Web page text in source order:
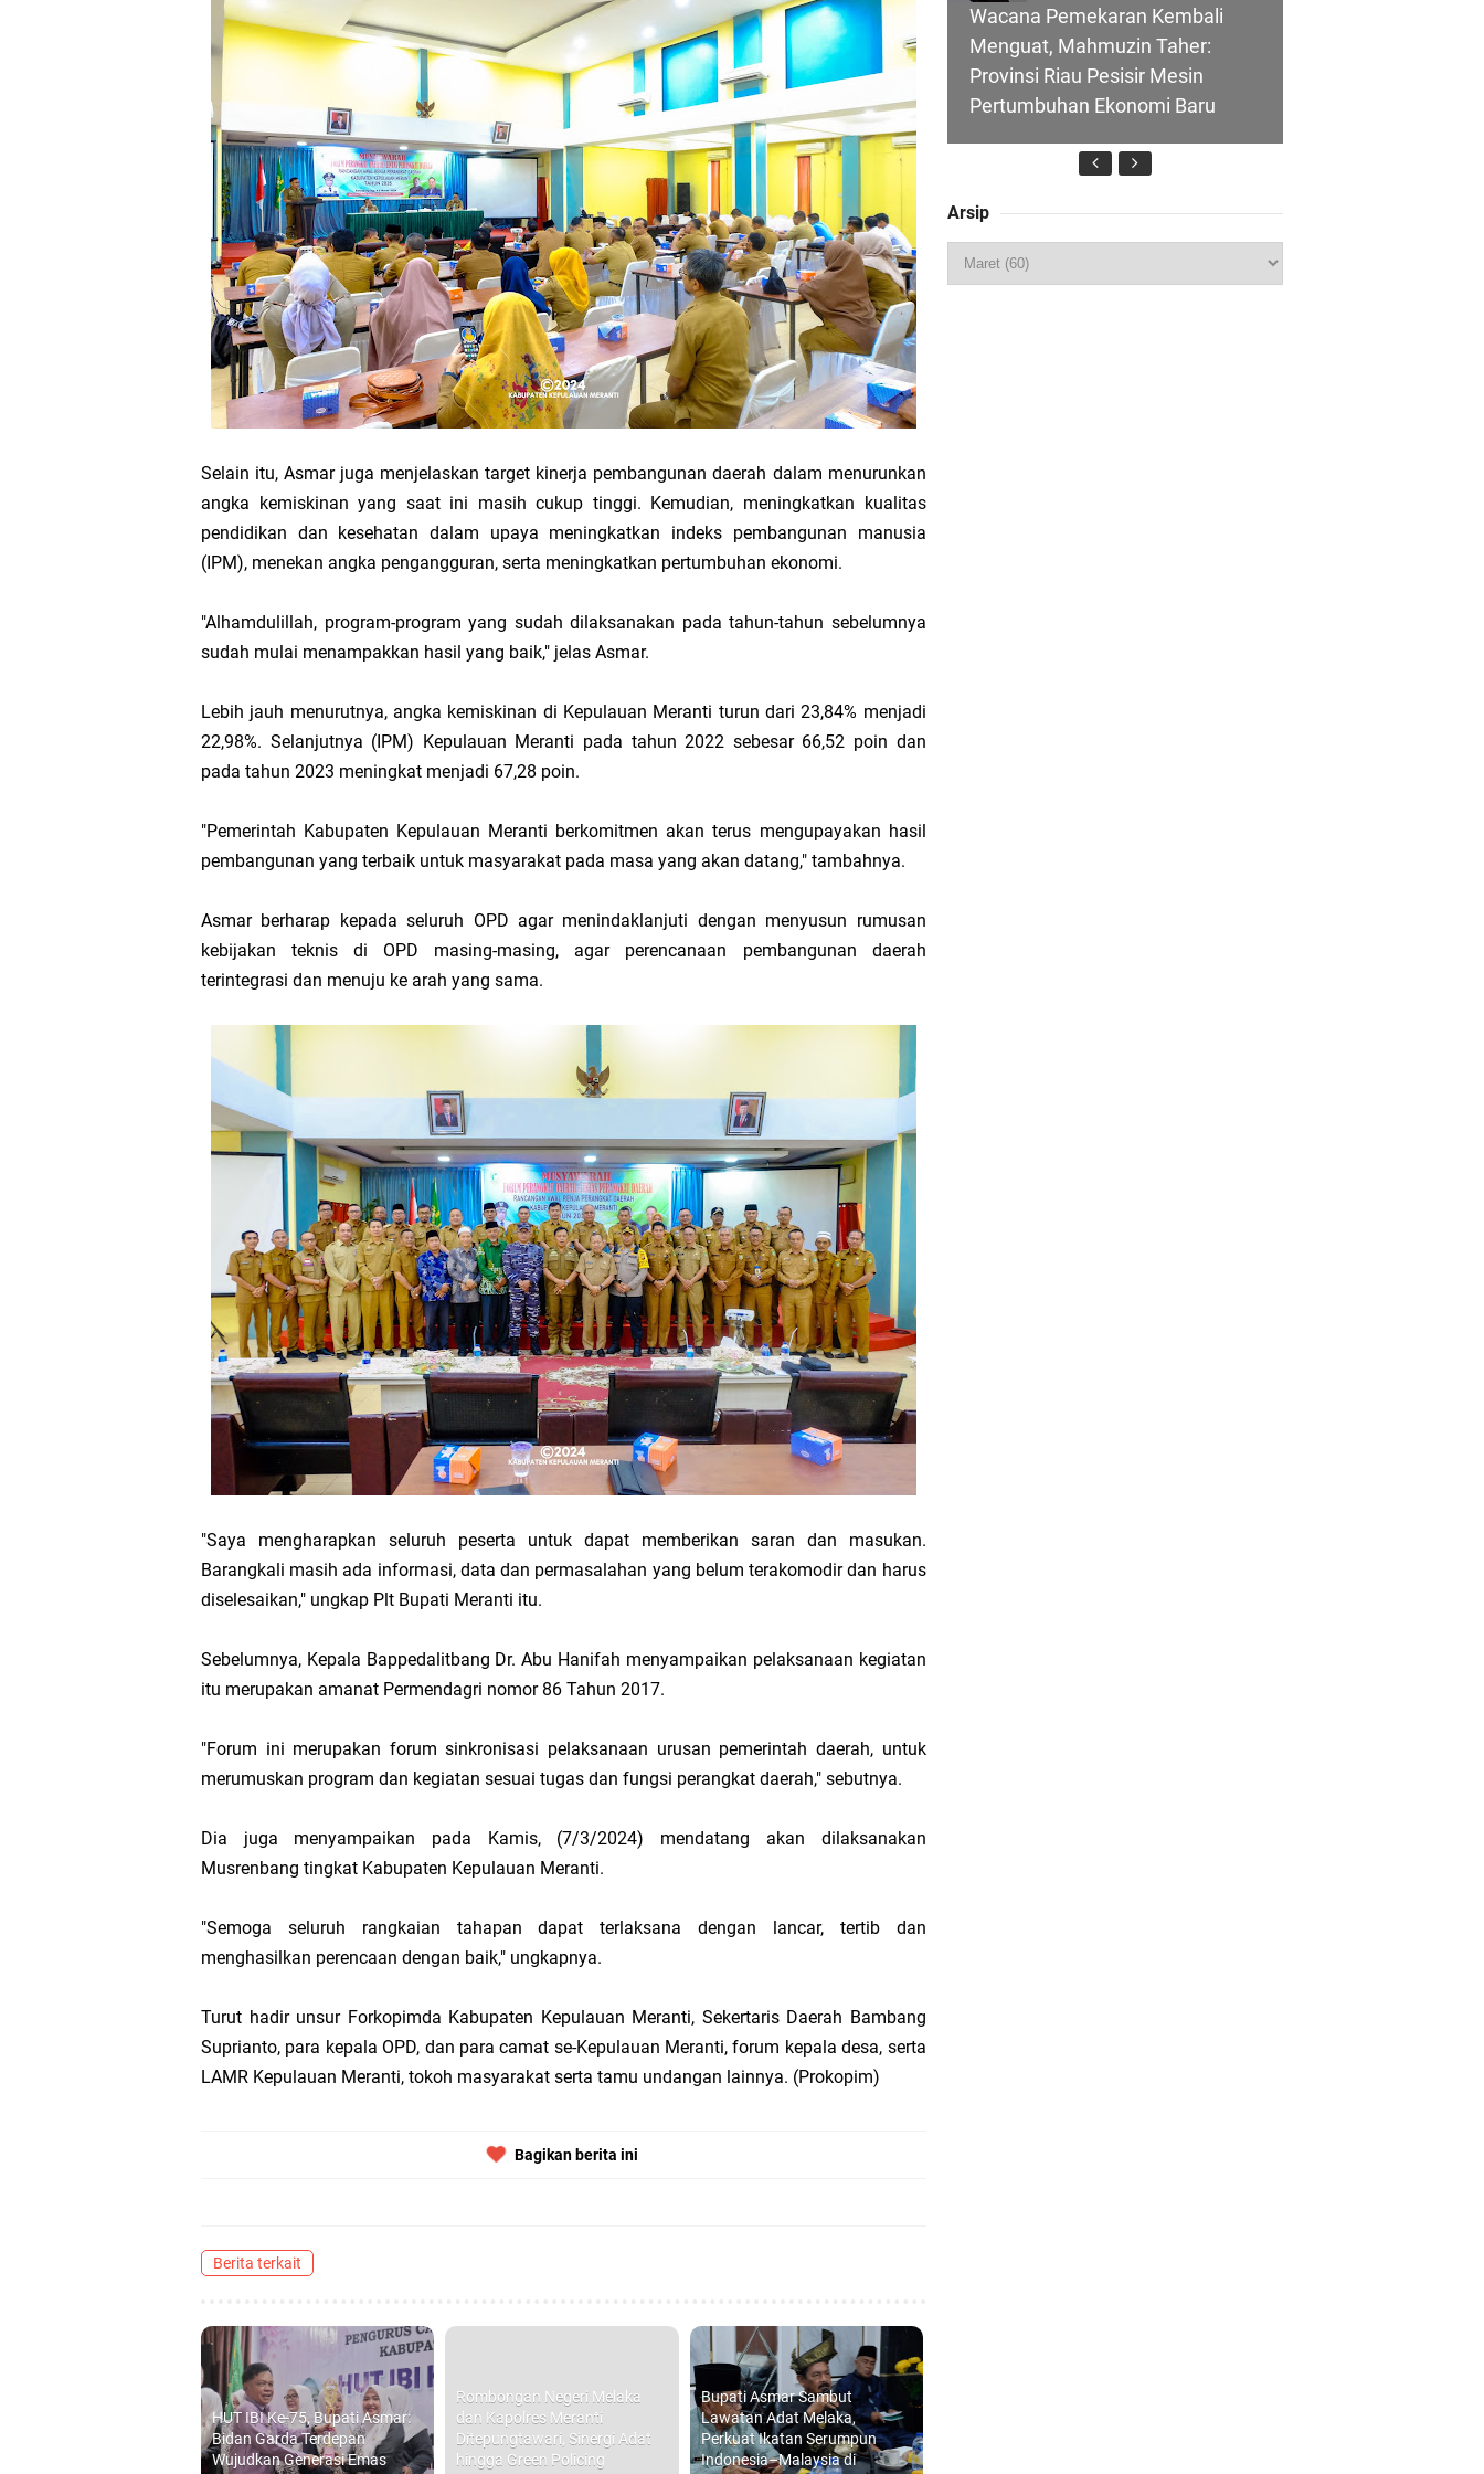
Transmigrasi
AKBP Gede Adi Pimpin Apel Perdana, Titip Tiga Pesan untuk Seluruh Personel
Bupati Meranti Perjuangkan Status Jalan Nasional, Usulkan Ruas Strategis dan Jembatan Penghubung ke
Kementerian PU
Bupati Asmar Hadiri Sarasehan Kebangsaan MPR RI, Dorong Kemandirian Fiskal Daerah Melalui Skema
Obligasi Daerah
HUT IBI Ke-75, Bupati Asmar: Bidan Garda Terdepan Wujudkan Generasi Emas Indonesia 2045
Selain itu, Asmar juga menjelaskan target kinerja pembangunan daerah dalam menurunkan
angka kemiskinan yang saat ini masih cukup tinggi. Kemudian, meningkatkan kualitas
pendidikan dan kesehatan dalam upaya meningkatkan indeks pembangunan manusia
(IPM), menekan angka pengangguran, serta meningkatkan pertumbuhan ekonomi.
"Alhamdulillah, program-program yang sudah dilaksanakan pada tahun-tahun sebelumnya
sudah mulai menampakkan hasil yang baik," jelas Asmar.
Lebih jauh menurutnya, angka kemiskinan di Kepulauan Meranti turun dari 23,84% menjadi
22,98%. Selanjutnya (IPM) Kepulauan Meranti pada tahun 2022 sebesar 66,52 poin dan
pada tahun 2023 meningkat menjadi 67,28 poin.
"Pemerintah Kabupaten Kepulauan Meranti berkomitmen akan terus mengupayakan hasil
pembangunan yang terbaik untuk masyarakat pada masa yang akan datang," tambahnya.
Asmar berharap kepada seluruh OPD agar menindaklanjuti dengan menyusun rumusan
kebijakan teknis di OPD masing-masing, agar perencanaan pembangunan daerah
terintegrasi dan menuju ke arah yang sama.
"Saya mengharapkan seluruh peserta untuk dapat memberikan saran dan masukan.
Barangkali masih ada informasi, data dan permasalahan yang belum terakomodir dan harus
diselesaikan," ungkap Plt Bupati Meranti itu.
Sebelumnya, Kepala Bappedalitbang Dr. Abu Hanifah menyampaikan pelaksanaan kegiatan
itu merupakan amanat Permendagri nomor 86 Tahun 2017.
"Forum ini merupakan forum sinkronisasi pelaksanaan urusan pemerintah daerah, untuk
merumuskan program dan kegiatan sesuai tugas dan fungsi perangkat daerah," sebutnya.
Dia juga menyampaikan pada Kamis, (7/3/2024) mendatang akan dilaksanakan
Musrenbang tingkat Kabupaten Kepulauan Meranti.
"Semoga seluruh rangkaian tahapan dapat terlaksana dengan lancar, tertib dan
menghasilkan perencaan dengan baik," ungkapnya.
Turut hadir unsur Forkopimda Kabupaten Kepulauan Meranti, Sekertaris Daerah Bambang
Suprianto, para kepala OPD, dan para camat se-Kepulauan Meranti, forum kepala desa, serta
LAMR Kepulauan Meranti, tokoh masyarakat serta tamu undangan lainnya. (Prokopim)
Bagikan berita ini
Berita terkait
HUT IBI Ke-75, Bupati Asmar:
Bidan Garda Terdepan
Wujudkan Generasi Emas
Rombongan Negeri Melaka
dan Kapolres Meranti
Ditepungtawari, Sinergi Adat
hingga Green Policing
Bupati Asmar Sambut
Lawatan Adat Melaka,
Perkuat Ikatan Serumpun
Indonesia–Malaysia di
Wacana Pemekaran Kembali
Menguat, Mahmuzin Taher:
Provinsi Riau Pesisir Mesin
Pertumbuhan Ekonomi Baru
HUT IBI Ke-75, Bupati Asmar:
Arsip